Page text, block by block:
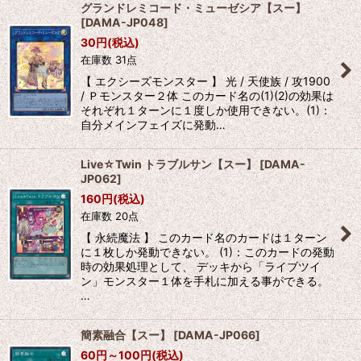
グランドレミコード・ミューゼシア【スー】
[DAMA-JP048]
30円(税込)
在庫数 31点
【 エクシーズモンスター 】 光 / 天使族 / 攻1900
/ Ｐモンスター２体 このカード名の(1)(2)の効果は
それぞれ１ターンに１度しか使用できない。(1)：
自分メインフェイズに発動…
Live☆Twin トラブルサン【スー】[DAMA-
JP062]
160円(税込)
在庫数 20点
【 永続魔法 】 このカード名のカードは１ターン
に１枚しか発動できない。 (1)：このカードの発動
時の効果処理として、 デッキから「ライブツイ
ン」モンスター１体を手札に加える事ができる。
…
簡素融合【スー】[DAMA-JP066]
60円～100円(税込)